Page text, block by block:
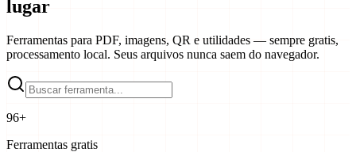
lugar
Ferramentas para PDF, imagens, QR e utilidades — sempre gratis,
processamento local. Seus arquivos nunca saem do navegador.
96+
Ferramentas gratis